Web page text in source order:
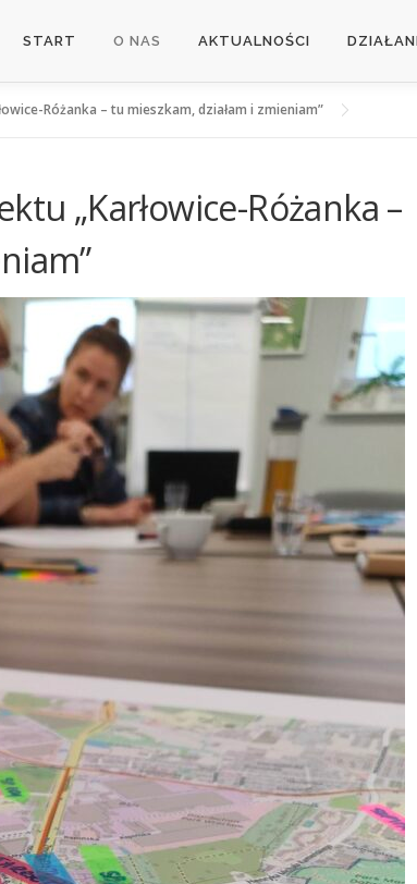
START O NAS AKTUALNOŚCI
Różanka – tu mieszkam, działam i zmieniam”
„Karłowice-Różanka –